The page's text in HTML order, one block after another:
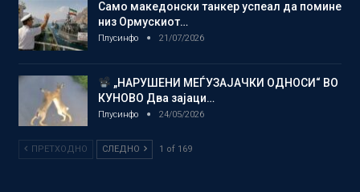
Само македонски танкер успеал да помине
низ Ормускиот…
Плусинфо 21/07/2026
„НАРУШЕНИ МЕЃУЗАЈАЧКИ ОДНОСИ“ ВО
КУНОВО Два зајаци…
Плусинфо 24/05/2026
ПРЕТХОДНО СЛЕДНО 1 of 169